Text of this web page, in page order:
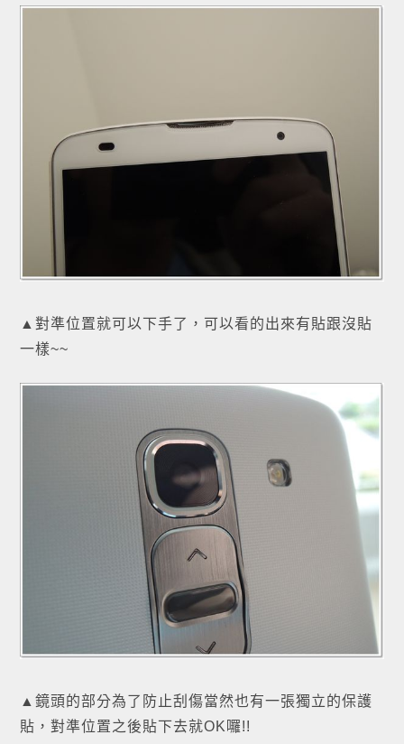
▲對準位置就可以下手了，可以看的出來有貼跟沒貼
一樣~~
▲鏡頭的部分為了防止刮傷當然也有一張獨立的保護
貼，對準位置之後貼下去就OK囉!!